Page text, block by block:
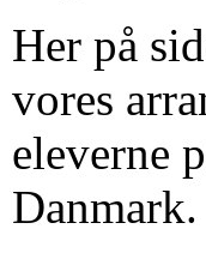
Her på
vores
eleverne
Danmark.